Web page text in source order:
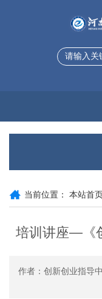
当前位置： 本站首
培训讲座—《
作者：创新创业指导